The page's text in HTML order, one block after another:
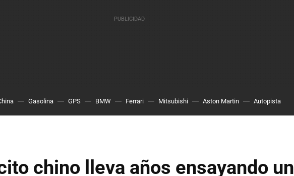
Gasolina GPS BMW Ferrari Mitsubishi Aston Martin Autopista
chino lleva años ensayando un